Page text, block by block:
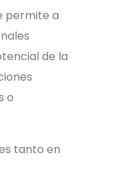
permite a
de la
o
tanto en